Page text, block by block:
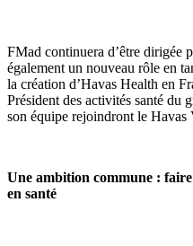
FMad continuera d’être dirigée
également un nouveau rôle en
la création d’Havas Health en
Président des activités santé du
son équipe rejoindront le
Une ambition commune :
en santé